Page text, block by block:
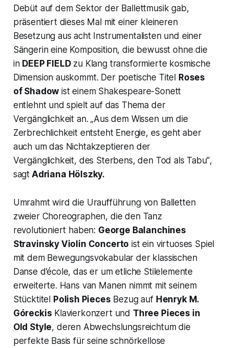
Debüt auf dem Sektor der Ballettmusik gab,
präsentiert dieses Mal mit einer kleineren
Besetzung aus acht Instrumentalisten und einer
Sängerin eine Komposition, die bewusst ohne die
in DEEP FIELDzu Klang transformierte kosmische
Dimension auskommt. Der poetische Titel Roses
of Shadow ist einem Shakespeare-Sonett
entlehnt und spielt auf das Thema der
Vergänglichkeit an.„Aus dem Wissen um die
Zerbrechlichkeit entsteht Energie, es geht aber
auch um das Nichtakzeptieren der
Vergänglichkeit, des Sterbens, den Tod als Tabu“,
sagt Adriana Hölszky.
Umrahmt wird die Uraufführung von Balletten
zweier Choreographen, die den Tanz
revolutioniert haben: George Balanchines
Stravinsky Violin Concerto ist ein virtuoses Spiel
mit dem Bewegungsvokabular der klassischen
Danse d’école, das er um etliche Stilelemente
erweiterte. Hans van Manen nimmt mit seinem
Stücktitel Polish Pieces Bezug auf Henryk M.
Góreckis Klavierkonzert und Three Pieces in
Old Style, deren Abwechslungsreichtum die
perfekte Basis für seine schnörkellose